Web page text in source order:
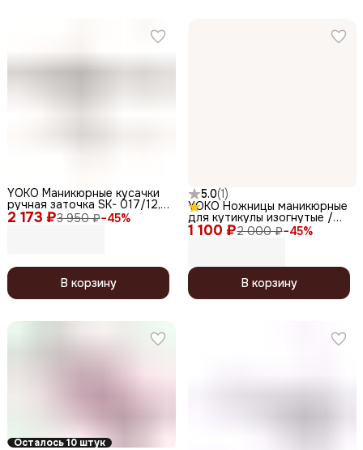
2 173 ₽3 950 ₽−45%
YOKO Маникюрные кусачки
ручная заточка SK- 017/12,
спиральная пружина, 12 мм
В корзину
5.0(1)
1 100 ₽2 000 ₽−45%
YOKO Ножницы маникюрные
для кутикулы изогнутые /
Premium Series SN 106,
В корзину
Осталось 10 штук